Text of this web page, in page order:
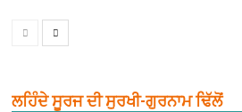
ਲਹਿੰਦੇ ਸੂਰਜ ਦੀ ਸੁਰਖੀ-ਗੁਰਨਾਮ ਢਿੱਲੋਂ